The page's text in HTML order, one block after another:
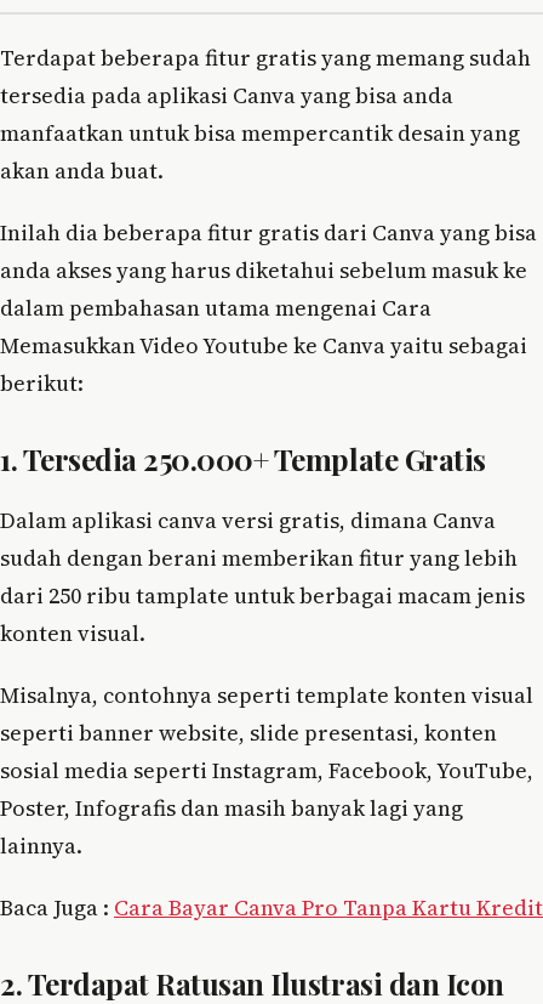
Terdapat beberapa fitur gratis yang memang sudah
tersedia pada aplikasi Canva yang bisa anda
manfaatkan untuk bisa mempercantik desain yang
akan anda buat.
Inilah dia beberapa fitur gratis dari Canva yang bisa
anda akses yang harus diketahui sebelum masuk ke
dalam pembahasan utama mengenai Cara
Memasukkan Video Youtube ke Canva yaitu sebagai
berikut:
1. Tersedia 250.000+ Template Gratis
Dalam aplikasi canva versi gratis, dimana Canva
sudah dengan berani memberikan fitur yang lebih
dari 250 ribu tamplate untuk berbagai macam jenis
konten visual.
Misalnya, contohnya seperti template konten visual
seperti banner website, slide presentasi, konten
sosial media seperti Instagram, Facebook, YouTube,
Poster, Infografis dan masih banyak lagi yang
lainnya.
Baca Juga : Cara Bayar Canva Pro Tanpa Kartu Kredit
2. Terdapat Ratusan Ilustrasi dan Icon